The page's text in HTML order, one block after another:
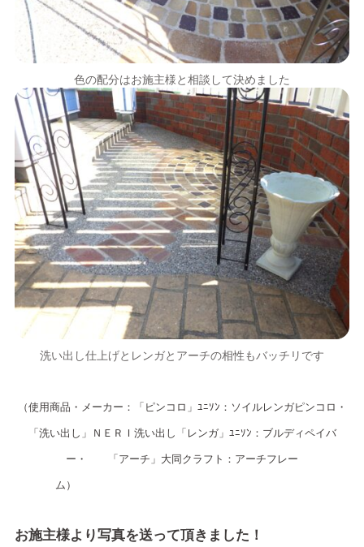
色の配分はお施主様と相談して決めました
洗い出し仕上げとレンガとアーチの相性もバッチリです
（使用商品・メーカー：「ピンコロ」ﾕﾆｿﾝ：ソイルレンガピンコロ・
「洗い出し」ＮＥＲＩ洗い出し「レンガ」ﾕﾆｿﾝ：ブルディペイバ
ー・ 「アーチ」大同クラフト：アーチフレー
ム）
お施主様より写真を送って頂きました！